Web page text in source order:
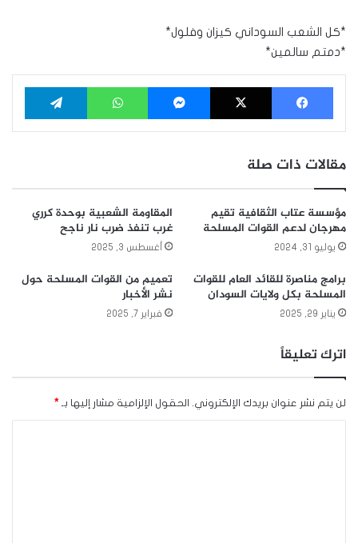
*كل الشعب السوداني كيزان وفلول*
*دمتم سالمين*
فيسبوك ‫X ماسنجر واتساب
مقالات ذات صلة
مؤسسة عتاب الثقافية تقيم
مهرجان لدعم القوات المسلحة
يوليو 31, 2024
المقاومة الشعبية بوحدة كرري
غرب تنفذ ضرب نار ناجح
أغسطس 3, 2025
برامج مناصرة للقائد العام للقوات
المسلحة بكل ولايات السودان
يناير 29, 2025
تعميم من القوات المسلحة حول
نشر الأخبار
فبراير 7, 2025
اترك تعليقاً
لن يتم نشر عنوان بريدك الإلكتروني. الحقول الإلزامية مشار إليها بـ *